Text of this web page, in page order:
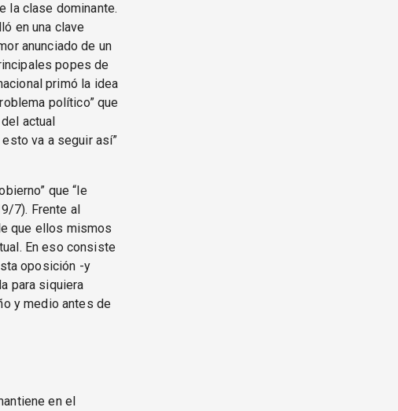
la clase dominante.
en una clave
anunciado de un
popes de
primó la idea
político” que
actual
va a seguir así”
que “le
7). Frente al
que ellos mismos
En eso consiste
oposición -y
para siquiera
y medio antes de
en el